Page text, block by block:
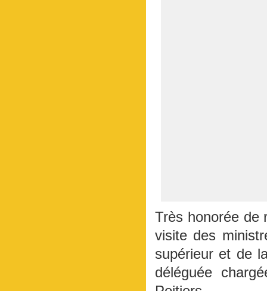
Très honorée de
visite des
supérieur et de
déléguée